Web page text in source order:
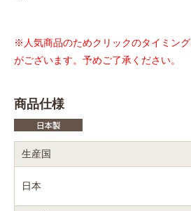
※人気商品のためクリックのタイミン
がございます。予めご了承ください。
商品仕様
生産国
日本